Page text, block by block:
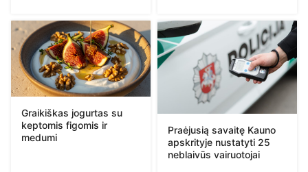
Graikiškas jogurtas su
keptomis figomis ir
medumi
Praėjusią savaitę Kauno
apskrityje nustatyti 25
neblaivūs vairuotojai